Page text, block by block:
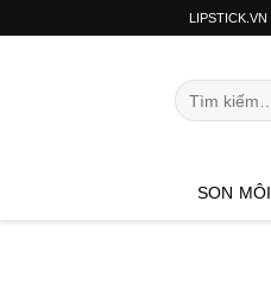
LIPSTICK.VN
SON MÔI